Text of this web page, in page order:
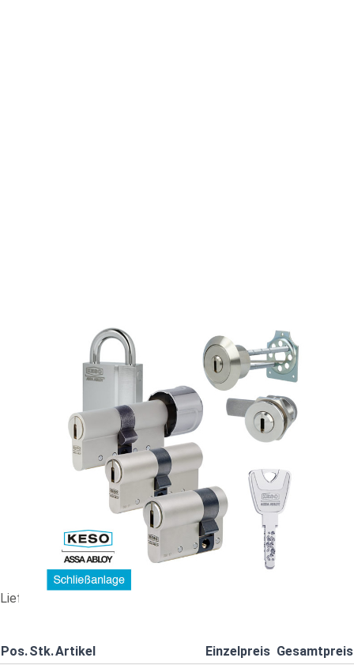
ES-Anlage KESO 8000 Omega² #90442
225,18 €
vč. 19% DPH beznákladů na dopravu
+
Dodací lhůta: 5-8 Werktage
Lieferzeit ca. 5-8 Werktage
Pos.Stk.Artikel Einzelpreis Gesamtpreis